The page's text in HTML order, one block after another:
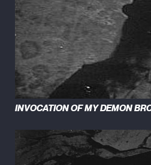
INVOCATION OF MY DEMON